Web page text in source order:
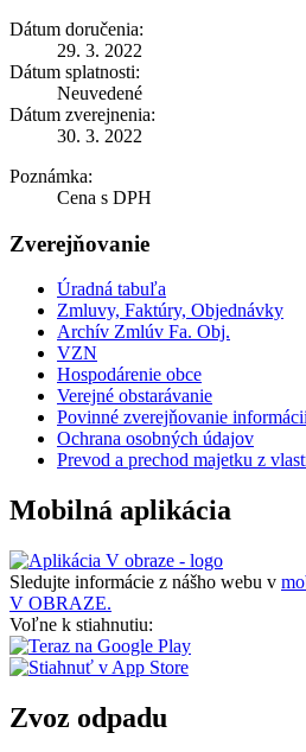
Dátum doručenia:
29. 3. 2022
Dátum splatnosti:
Neuvedené
Dátum zverejnenia:
30. 3. 2022
Poznámka:
Cena s DPH
Zverejňovanie
Úradná tabuľa
Zmluvy, Faktúry, Objednávky
Archív Zmlúv Fa. Obj.
VZN
Hospodárenie obce
Verejné obstarávanie
Povinné zverejňovanie informácii
Ochrana osobných údajov
Prevod a prechod majetku z
Mobilná aplikácia
Sledujte informácie z nášho webu v
V OBRAZE.
Voľne k stiahnutiu:
Zvoz odpadu